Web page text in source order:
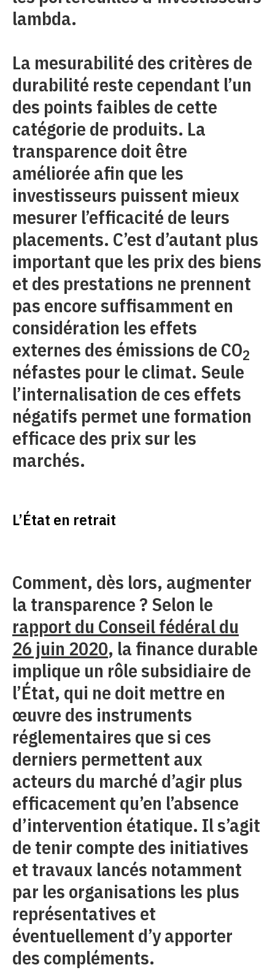
lambda.
La mesurabilité des critères de
durabilité reste cependant l’un
des points faibles de cette
catégorie de produits. La
transparence doit être
améliorée afin que les
investisseurs puissent mieux
mesurer l’efficacité de leurs
placements. C’est d’autant plus
important que les prix des biens
et des prestations ne prennent
pas encore suffisamment en
considération les effets
externes des émissions de CO2
néfastes pour le climat. Seule
l’internalisation de ces effets
négatifs permet une formation
efficace des prix sur les
marchés.
L’État en retrait
Comment, dès lors, augmenter
la transparence ? Selon le
rapport du Conseil fédéral du
26 juin 2020, la finance durable
implique un rôle subsidiaire de
l’État, qui ne doit mettre en
œuvre des instruments
réglementaires que si ces
derniers permettent aux
acteurs du marché d’agir plus
efficacement qu’en l’absence
d’intervention étatique. Il s’agit
de tenir compte des initiatives
et travaux lancés notamment
par les organisations les plus
représentatives et
éventuellement d’y apporter
des compléments.